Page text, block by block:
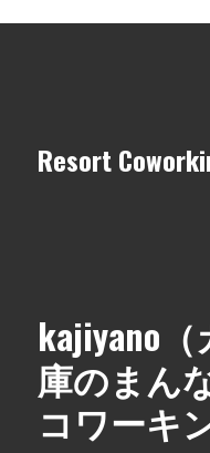
Resort
kajiyano
庫のまん
コワーキ